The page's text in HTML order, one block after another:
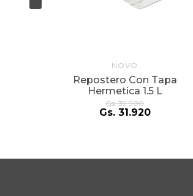
NOVO
Repostero Con Tapa
Hermetica 1.5 L
Gs. 39.900
Gs. 31.920